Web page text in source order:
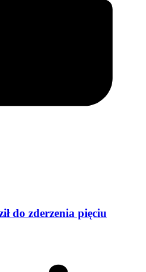
do zderzenia pięciu